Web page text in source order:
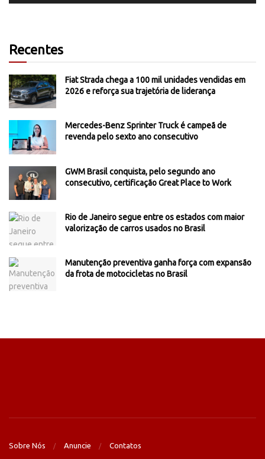
Recentes
Fiat Strada chega a 100 mil unidades vendidas em
2026 e reforça sua trajetória de liderança
Mercedes-Benz Sprinter Truck é campeã de
revenda pelo sexto ano consecutivo
GWM Brasil conquista, pelo segundo ano
consecutivo, certificação Great Place to Work
Rio de Janeiro segue entre os estados com maior
valorização de carros usados no Brasil
Manutenção preventiva ganha força com expansão
da frota de motocicletas no Brasil
Sobre Nós Anuncie Contatos